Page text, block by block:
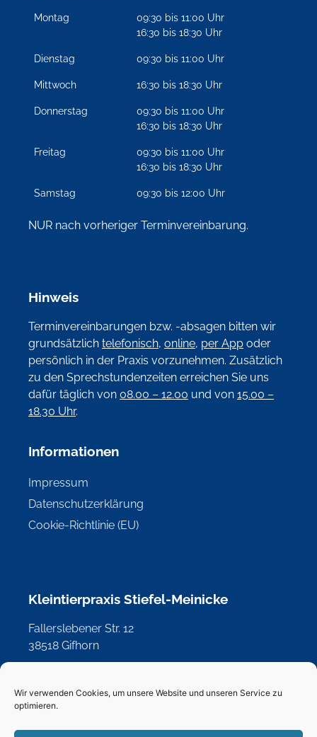
Wir verwenden Cookies, um unsere Website und unseren Service zu
optimieren.
Montag
09:30 bis 11:00 Uhr
16:30 bis 18:30 Uhr
Dienstag 09:30 bis 11:00 Uhr
Mittwoch 16:30 bis 18:30 Uhr
Donnerstag
09:30 bis 11:00 Uhr
16:30 bis 18:30 Uhr
Freitag
09:30 bis 11:00 Uhr
16:30 bis 18:30 Uhr
Samstag 09:30 bis 12:00 Uhr
NUR nach vorheriger Terminvereinbarung.
Hinweis
Terminvereinbarungen bzw. -absagen bitten wir
grundsätzlich telefonisch, online, per App oder
persönlich in der Praxis vorzunehmen. Zusätzlich
zu den Sprechstundenzeiten erreichen Sie uns
dafür täglich von 08.00 – 12.00 und von 15.00 –
18.30 Uhr.
Informationen
Impressum
Datenschutzerklärung
Cookie-Richtlinie (EU)
Kleintierpraxis Stiefel-Meinicke
Fallerslebener Str. 12
38518 Gifhorn
Telefax: 05371 13714